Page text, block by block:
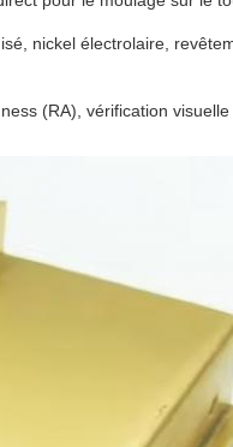
nickel électrolaire,
(RA), vérification